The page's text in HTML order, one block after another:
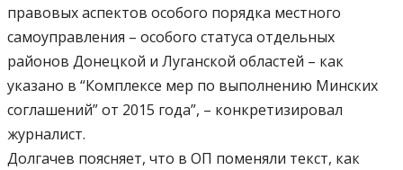
правовых аспектов особого порядка местного
самоуправления – особого статуса отдельных
районов Донецкой и Луганской областей – как
указано в “Комплексе мер по выполнению Минских
соглашений” от 2015 года”, – конкретизировал
журналист.
Долгачев поясняет, что в ОП поменяли текст, как